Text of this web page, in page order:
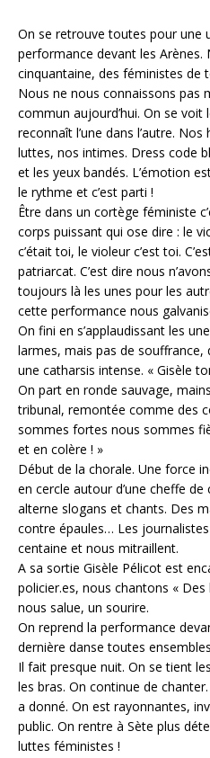
On se retrouve toutes pour une
performance devant les Arènes.
cinquantaine, des féministes de
Nous ne nous connaissons pas
commun aujourd’hui. On se
reconnaît l’une dans l’autre.
luttes, nos intimes. Dress code
et les yeux bandés. L’émotion
le rythme et c’est parti !
Être dans un cortège féministe
corps puissant qui ose dire : le
c’était toi, le violeur c’est toi.
patriarcat. C’est dire nous
toujours là les unes pour les
cette performance nous
On fini en s’applaudissant les
larmes, mais pas de
une catharsis intense. « Gisèle
On part en ronde sauvage,
tribunal, remontée comme des
sommes fortes nous sommes
et en colère ! »
Début de la chorale. Une force
en cercle autour d’une cheffe
alterne slogans et chants. Des
contre épaules… Les
centaine et nous mitraillent.
A sa sortie Gisèle Pélicot est
policier.es, nous chantons «
nous salue, un sourire.
On reprend la performance
dernière danse toutes
Il fait presque nuit. On se tient
les bras. On continue de
a donné. On est rayonnantes,
public. On rentre à Sète plus
luttes féministes !